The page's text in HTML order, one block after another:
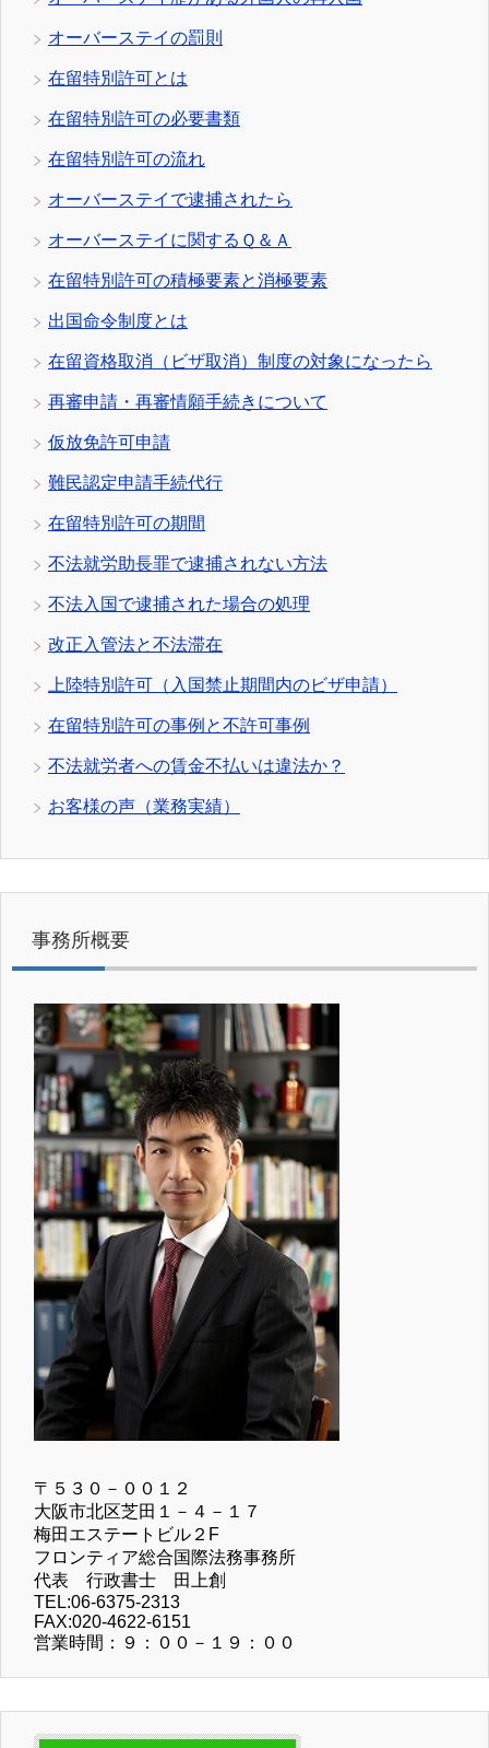
オーバーステイの罰則
在留特別許可とは
在留特別許可の必要書類
在留特別許可の流れ
オーバーステイで逮捕されたら
オーバーステイに関するＱ＆Ａ
在留特別許可の積極要素と消極要素
出国命令制度とは
在留資格取消（ビザ取消）制度の対象になったら
再審申請・再審情願手続きについて
仮放免許可申請
難民認定申請手続代行
在留特別許可の期間
不法就労助長罪で逮捕されない方法
不法入国で逮捕された場合の処理
改正入管法と不法滞在
上陸特別許可（入国禁止期間内のビザ申請）
在留特別許可の事例と不許可事例
不法就労者への賃金不払いは違法か？
お客様の声（業務実績）
事務所概要
〒５３０－００１２
大阪市北区芝田１－４－１７
梅田エステートビル２F
フロンティア総合国際法務事務所
代表 行政書士 田上創
TEL:06-6375-2313
FAX:020-4622-6151
営業時間：９：００－１９：００